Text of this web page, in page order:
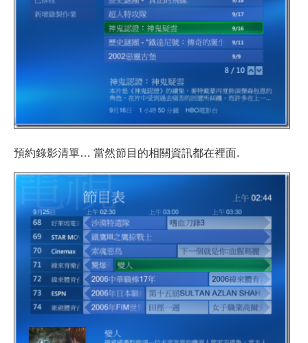
預約錄影清單… 當然節目的相關資訊都在裡面.